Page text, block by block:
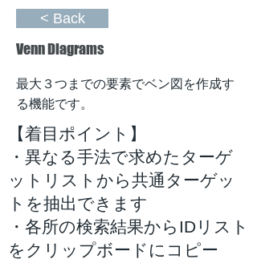
< Back
Venn Diagrams
最大３つまでの要素でベン図を作成す
る機能です。
【着目ポイント】
・異なる手法で求めたターゲ
ットリストから共通ターゲッ
トを抽出できます
・各所の検索結果からIDリスト
をクリップボードにコピー